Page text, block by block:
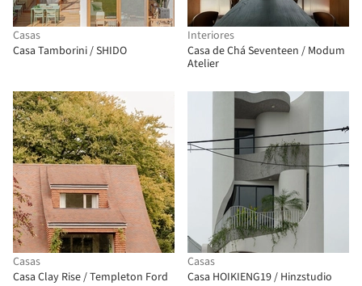
Casas
Casa Tamborini / SHIDO
Interiores
Casa de Chá Seventeen / Modum
Atelier
Casas
Casa Clay Rise / Templeton Ford
Casas
Casa HOIKIENG19 / Hinzstudio